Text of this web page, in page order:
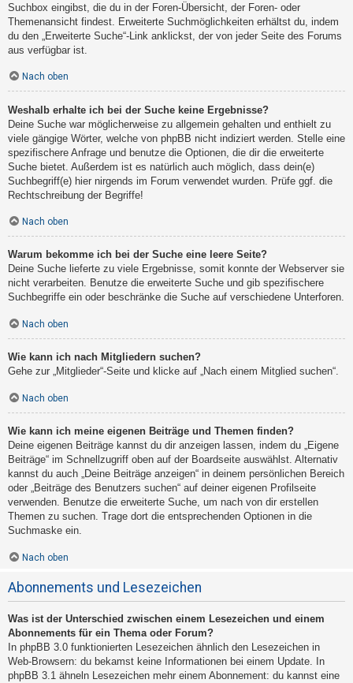
Suchbox eingibst, die du in der Foren-Übersicht, der Foren- oder
Themenansicht findest. Erweiterte Suchmöglichkeiten erhältst du, indem
du den „Erweiterte Suche“-Link anklickst, der von jeder Seite des Forums
aus verfügbar ist.
Nach oben
Weshalb erhalte ich bei der Suche keine Ergebnisse?
Deine Suche war möglicherweise zu allgemein gehalten und enthielt zu
viele gängige Wörter, welche von phpBB nicht indiziert werden. Stelle eine
spezifischere Anfrage und benutze die Optionen, die dir die erweiterte
Suche bietet. Außerdem ist es natürlich auch möglich, dass dein(e)
Suchbegriff(e) hier nirgends im Forum verwendet wurden. Prüfe ggf. die
Rechtschreibung der Begriffe!
Nach oben
Warum bekomme ich bei der Suche eine leere Seite?
Deine Suche lieferte zu viele Ergebnisse, somit konnte der Webserver sie
nicht verarbeiten. Benutze die erweiterte Suche und gib spezifischere
Suchbegriffe ein oder beschränke die Suche auf verschiedene Unterforen.
Nach oben
Wie kann ich nach Mitgliedern suchen?
Gehe zur „Mitglieder“-Seite und klicke auf „Nach einem Mitglied suchen“.
Nach oben
Wie kann ich meine eigenen Beiträge und Themen finden?
Deine eigenen Beiträge kannst du dir anzeigen lassen, indem du „Eigene
Beiträge“ im Schnellzugriff oben auf der Boardseite auswählst. Alternativ
kannst du auch „Deine Beiträge anzeigen“ in deinem persönlichen Bereich
oder „Beiträge des Benutzers suchen“ auf deiner eigenen Profilseite
verwenden. Benutze die erweiterte Suche, um nach von dir erstellen
Themen zu suchen. Trage dort die entsprechenden Optionen in die
Suchmaske ein.
Nach oben
Abonnements und Lesezeichen
Was ist der Unterschied zwischen einem Lesezeichen und einem
Abonnements für ein Thema oder Forum?
In phpBB 3.0 funktionierten Lesezeichen ähnlich den Lesezeichen in
Web-Browsern: du bekamst keine Informationen bei einem Update. In
phpBB 3.1 ähneln Lesezeichen mehr einem Abonnement: du kannst eine